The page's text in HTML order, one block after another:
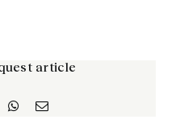
article
WhatsApp
Email: